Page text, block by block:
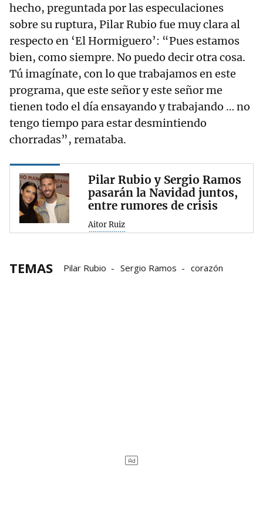
hecho, preguntada por las especulaciones
sobre su ruptura, Pilar Rubio fue muy clara al
respecto en ‘El Hormiguero’: “Pues estamos
bien, como siempre. No puedo decir otra cosa.
Tú imagínate, con lo que trabajamos en este
programa, que este señor y este señor me
tienen todo el día ensayando y trabajando … no
tengo tiempo para estar desmintiendo
chorradas”, remataba.
Pilar Rubio y Sergio Ramos
pasarán la Navidad juntos,
entre rumores de crisis
Aitor Ruiz
TEMAS Pilar Rubio Sergio Ramos corazón